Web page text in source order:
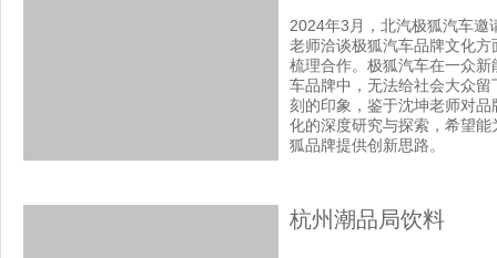
2024年3月，北汽极狐汽车邀
老师洽谈极狐汽车品牌文化方
梳理合作。极狐汽车在一众新
车品牌中，无法给社会大众留
刻的印象，鉴于沈坤老师对品
化的深度研究与探索，希望能
狐品牌提供创新思路。
杭州潮品局饮料